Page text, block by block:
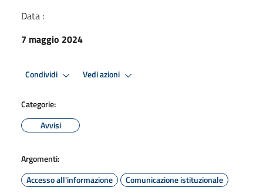
Data :
7 maggio 2024
Condividi Vedi azioni
Categorie:
Avvisi
Argomenti:
Accesso all'informazione
Comunicazione istituzionale